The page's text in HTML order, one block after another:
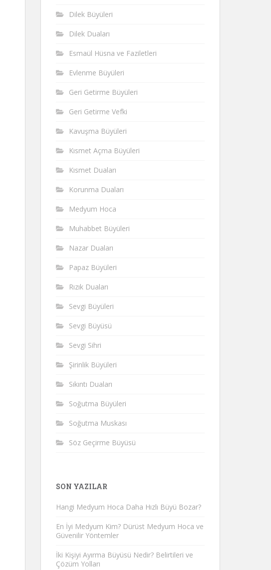
Dilek Büyüleri
Dilek Duaları
Esmaül Hüsna ve Faziletleri
Evlenme Büyüleri
Geri Getirme Büyüleri
Geri Getirme Vefki
Kavuşma Büyüleri
Kısmet Açma Büyüleri
Kısmet Duaları
Korunma Duaları
Medyum Hoca
Muhabbet Büyüleri
Nazar Duaları
Papaz Büyüleri
Rızık Duaları
Sevgi Büyüleri
Sevgi Büyüsü
Sevgi Sihri
Şirinlik Büyüleri
Sıkıntı Duaları
Soğutma Büyüleri
Soğutma Muskası
Söz Geçirme Büyüsü
SON YAZILAR
Hangi Medyum Hoca Daha Hızlı Büyü Bozar?
En İyi Medyum Kim? Dürüst Medyum Hoca ve
Güvenilir Yöntemler
İki Kişiyi Ayırma Büyüsü Nedir? Belirtileri ve
Çözüm Yolları